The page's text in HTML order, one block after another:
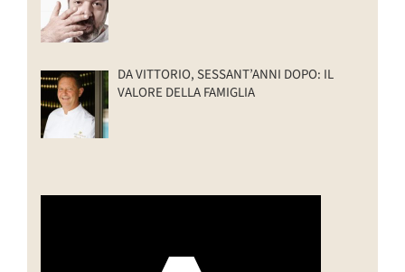
DA VITTORIO, SESSANT’ANNI DOPO: IL
VALORE DELLA FAMIGLIA